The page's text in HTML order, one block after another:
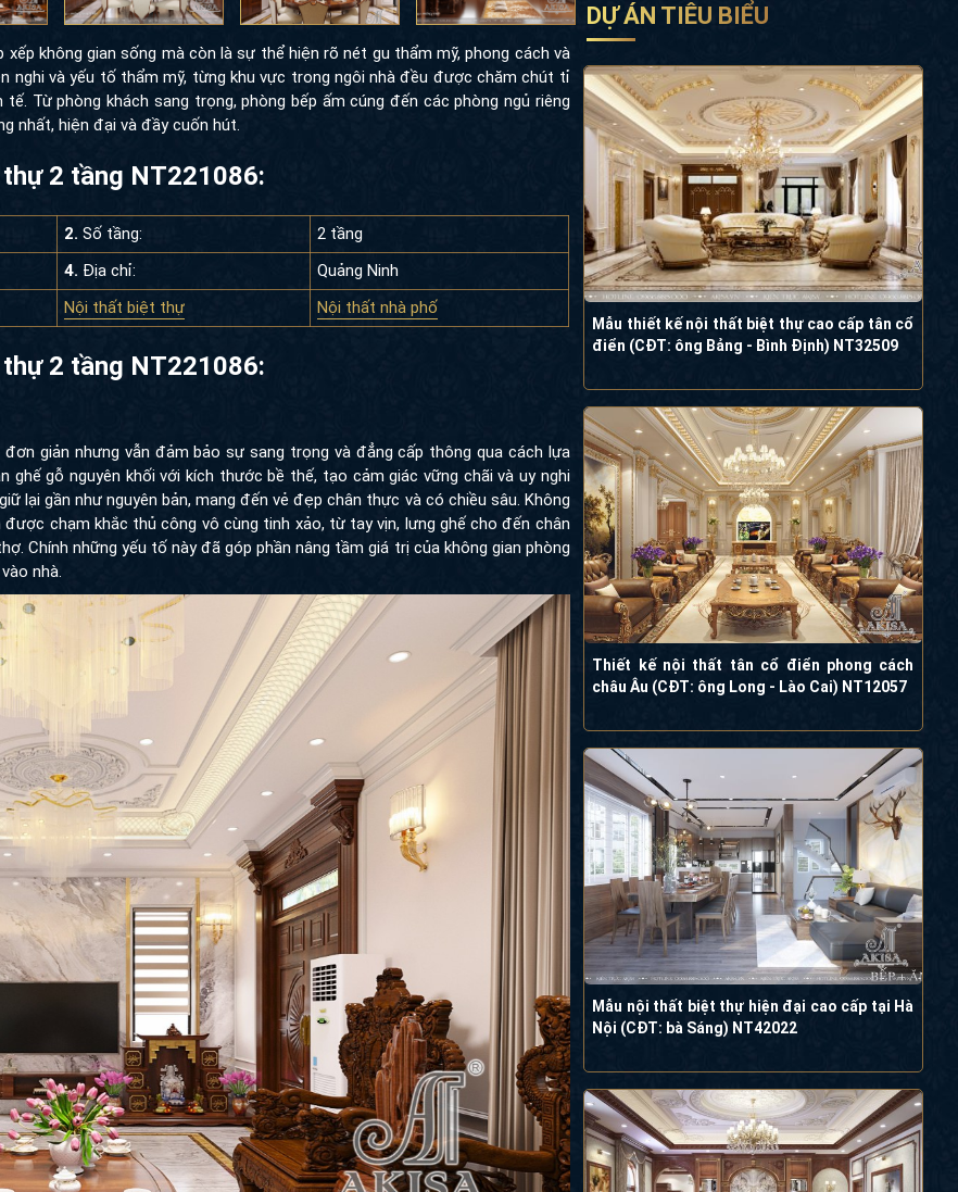
không gian sống mà còn là sự thể hiện rõ nét gu thẩm mỹ, phong cách và
nghi và yếu tố thẩm mỹ, từng khu vực trong ngôi nhà đều được chăm chút tỉ
Từ phòng khách sang trọng, phòng bếp ấm cúng đến các phòng ngủ riêng
nhất, hiện đại và đầy cuốn hút.
2 tầng NT221086:
2. Số tầng:
2 tầng
4. Địa chỉ:
Quảng Ninh
Nội thất biệt thự Nội thất nhà phố
2 tầng NT221086:
giản nhưng vẫn đảm bảo sự sang trọng và đẳng cấp thông qua cách lựa
gỗ nguyên khối với kích thước bề thế, tạo cảm giác vững chãi và uy nghi
lại gần như nguyên bản, mang đến vẻ đẹp chân thực và có chiều sâu. Không
chạm khắc thủ công vô cùng tinh xảo, từ tay vịn, lưng ghế cho đến chân
Chính những yếu tố này đã góp phần nâng tầm giá trị của không gian phòng
nhà.
DỰ ÁN TIÊU BIỂU
Mẫu thiết kế nội thất biệt thự cao cấp tân cổ
điển (CĐT: ông Bảng - Bình Định) NT32509
Thiết kế nội thất tân cổ điển phong cách
châu Âu (CĐT: ông Long - Lào Cai) NT12057
Mẫu nội thất biệt thự hiện đại cao cấp tại Hà
Nội (CĐT: bà Sáng) NT42022